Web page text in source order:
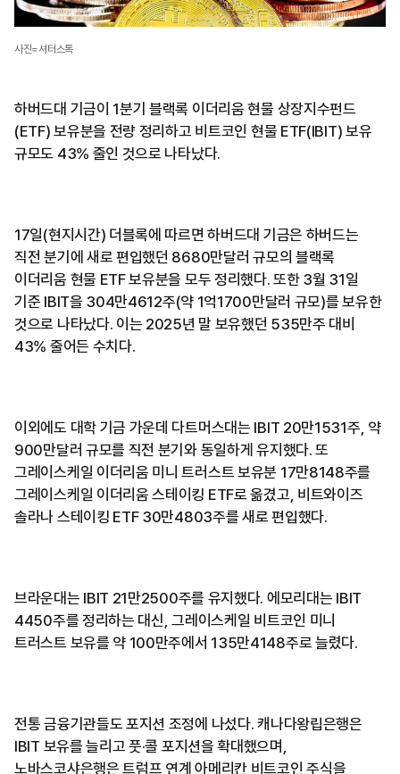
사진=셔터스톡
하버드대 기금이 1분기 블랙록 이더리움 현물 상장지수펀드
(ETF) 보유분을 전량 정리하고 비트코인 현물 ETF(IBIT) 보유
규모도 43% 줄인 것으로 나타났다.
17일(현지시간) 더블록에 따르면 하버드대 기금은 하버드는
직전 분기에 새로 편입했던 8680만달러 규모의 블랙록
이더리움 현물 ETF 보유분을 모두 정리했다. 또한 3월 31일
기준 IBIT을 304만4612주(약 1억1700만달러 규모)를 보유한
것으로 나타났다. 이는 2025년 말 보유했던 535만주 대비
43% 줄어든 수치다.
이외에도 대학 기금 가운데 다트머스대는 IBIT 20만1531주, 약
900만달러 규모를 직전 분기와 동일하게 유지했다. 또
그레이스케일 이더리움 미니 트러스트 보유분 17만8148주를
그레이스케일 이더리움 스테이킹 ETF로 옮겼고, 비트와이즈
솔라나 스테이킹 ETF 30만4803주를 새로 편입했다.
브라운대는 IBIT 21만2500주를 유지했다. 에모리대는 IBIT
4450주를 정리하는 대신, 그레이스케일 비트코인 미니
트러스트 보유를 약 100만주에서 135만4148주로 늘렸다.
전통 금융기관들도 포지션 조정에 나섰다. 캐나다왕립은행은
IBIT 보유를 늘리고 풋·콜 포지션을 확대했으며,
노바스코샤은행은 트럼프 연계 아메리칸 비트코인 주식을